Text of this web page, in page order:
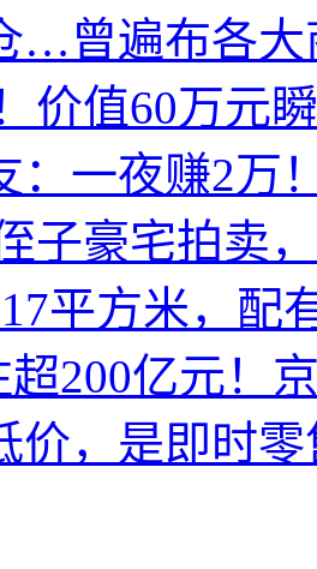
…曾遍布各大
价值60万元
：一夜赚2万
子豪宅拍卖
平方米，配
超200亿元！
价，是即时